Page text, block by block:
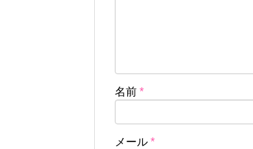
名前 *
メール *